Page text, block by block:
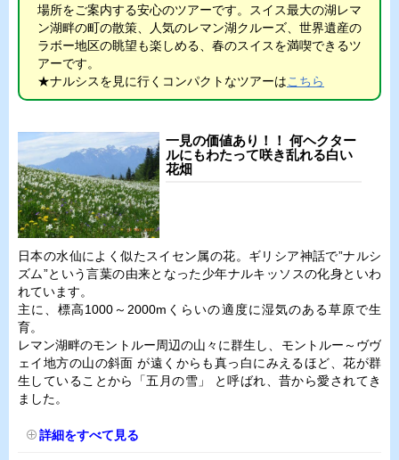
場所をご案内する安心のツアーです。スイス最大の湖レマ
ン湖畔の町の散策、人気のレマン湖クルーズ、世界遺産の
ラボー地区の眺望も楽しめる、春のスイスを満喫できるツ
アーです。
★ナルシスを見に行くコンパクトなツアーはこちら
一見の価値あり！！ 何ヘクター
ルにもわたって咲き乱れる白い
花畑
日本の水仙によく似たスイセン属の花。ギリシア神話で”ナルシ
ズム”という言葉の由来となった少年ナルキッソスの化身といわ
れています。
主に、標高1000～2000mくらいの適度に湿気のある草原で生
育。
レマン湖畔のモントルー周辺の山々に群生し、モントルー～ヴヴ
ェイ地方の山の斜面 が遠くからも真っ白にみえるほど、花が群
生していることから「五月の雪」 と呼ばれ、昔から愛されてき
ました。
詳細をすべて見る